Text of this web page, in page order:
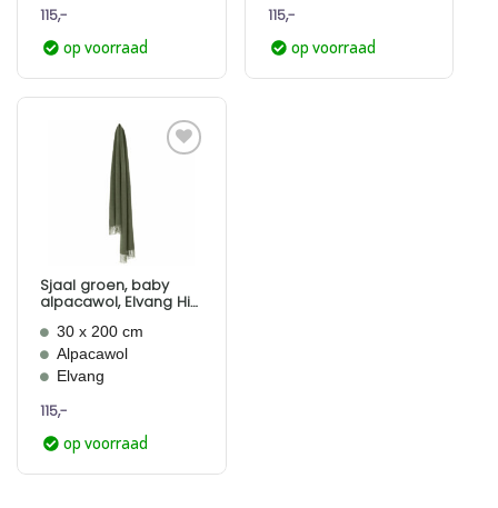
115,-
op voorraad
115,-
op voorraad
Sjaal groen, baby
alpacawol, Elvang His
30 x 200 cm
Alpacawol
Elvang
115,-
op voorraad